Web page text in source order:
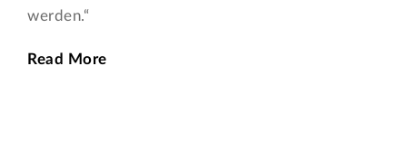
werden.“
Read More